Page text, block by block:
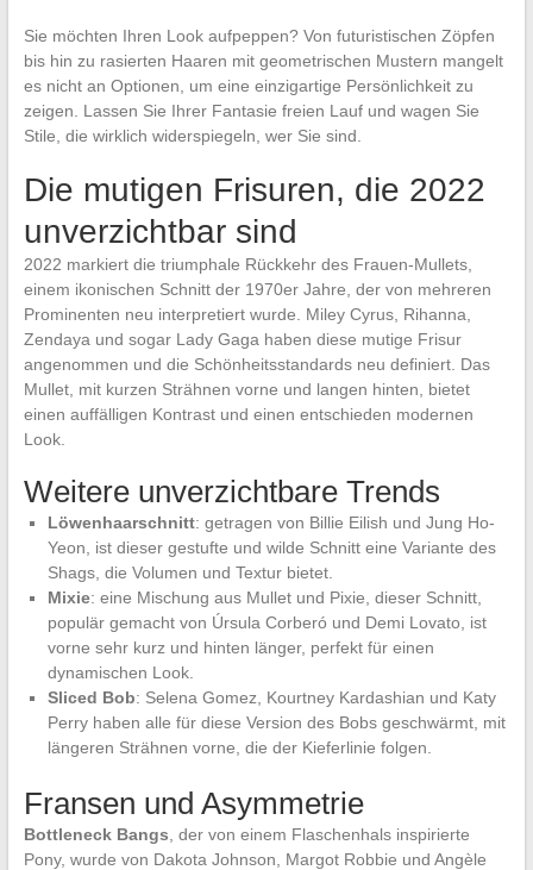
Sie möchten Ihren Look aufpeppen? Von futuristischen Zöpfen
bis hin zu rasierten Haaren mit geometrischen Mustern mangelt
es nicht an Optionen, um eine einzigartige Persönlichkeit zu
zeigen. Lassen Sie Ihrer Fantasie freien Lauf und wagen Sie
Stile, die wirklich widerspiegeln, wer Sie sind.
Die mutigen Frisuren, die 2022
unverzichtbar sind
2022 markiert die triumphale Rückkehr des Frauen-Mullets,
einem ikonischen Schnitt der 1970er Jahre, der von mehreren
Prominenten neu interpretiert wurde. Miley Cyrus, Rihanna,
Zendaya und sogar Lady Gaga haben diese mutige Frisur
angenommen und die Schönheitsstandards neu definiert. Das
Mullet, mit kurzen Strähnen vorne und langen hinten, bietet
einen auffälligen Kontrast und einen entschieden modernen
Look.
Weitere unverzichtbare Trends
Löwenhaarschnitt: getragen von Billie Eilish und Jung Ho-
Yeon, ist dieser gestufte und wilde Schnitt eine Variante des
Shags, die Volumen und Textur bietet.
Mixie: eine Mischung aus Mullet und Pixie, dieser Schnitt,
populär gemacht von Úrsula Corberó und Demi Lovato, ist
vorne sehr kurz und hinten länger, perfekt für einen
dynamischen Look.
Sliced Bob: Selena Gomez, Kourtney Kardashian und Katy
Perry haben alle für diese Version des Bobs geschwärmt, mit
längeren Strähnen vorne, die der Kieferlinie folgen.
Fransen und Asymmetrie
Bottleneck Bangs , der von einem Flaschenhals inspirierte
Pony, wurde von Dakota Johnson, Margot Robbie und Angèle